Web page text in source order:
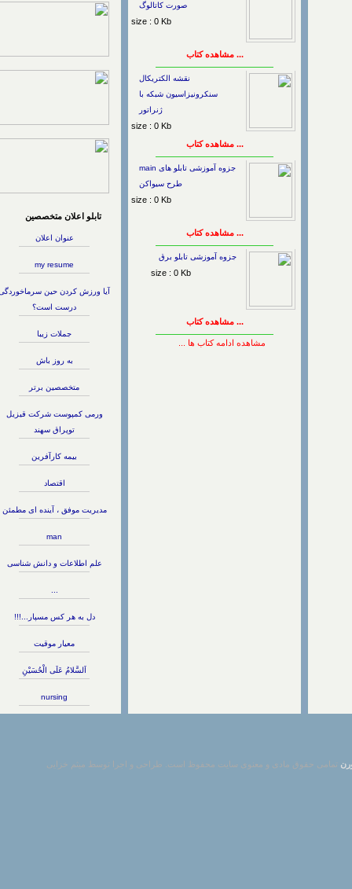
صورت کاتالوگ
... مشاهده کتاب
نقشه الکتریکال
سنکرونیزاسیون شبکه با
ژنراتور
... مشاهده کتاب
جزوه آموزشی تابلو های main
طرح سیواکن
... مشاهده کتاب
جزوه آموزشی تابلو برق
... مشاهده کتاب
مشاهده ادامه کتاب ها ...
تابلو اعلان متخصصین
عنوان اعلان
my resume
آیا ورزش كردن حین سرماخوردگی
درست است؟
جملات زیبا
به روز باش
متخصصین برتر
ورمی کمپوست شرکت قیزیل
توپراق سهند
بیمه کارآفرین
اقتصاد
مدیریت موفق ، آینده ای مطمئن
man
علم اطلاعات و دانش شناسی
دل به هر کس مسپار...!!!
معیار موقیت
اَلسَّلامُ عَلَى الْحُسَيْنِ
nursing
حقوق مادی و معنوی سایت محفوظ است. طراحی و اجرا توسط میثم خزایی